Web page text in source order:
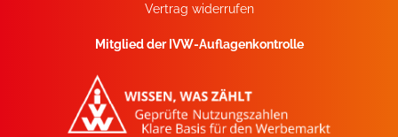
Vertrag widerrufen
Mitglied der IVW-Auflagenkontrolle